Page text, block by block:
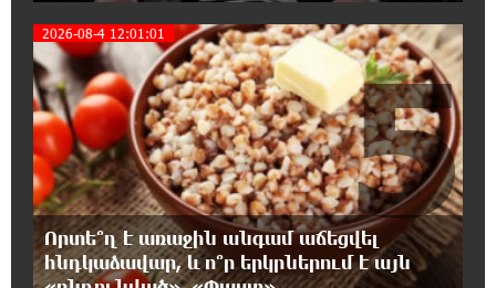
17:07:39 7-08-2026
Նարեկ Կարապետյանը` Կաթողիկոսին
հեռացնել փորձելու մասին
16:57:42 7-08-2026
«ՀայաՔվեն» կանգնած է Հայ առաքելական
եկեղեցու պաշտպանության առաջնագծում.
մաս 3
2026-08-4 12:01:01
Որտե՞ղ է առաջին անգամ աճեցվել
հնդկաձավար, և ո՞ր երկրներում է այն
5